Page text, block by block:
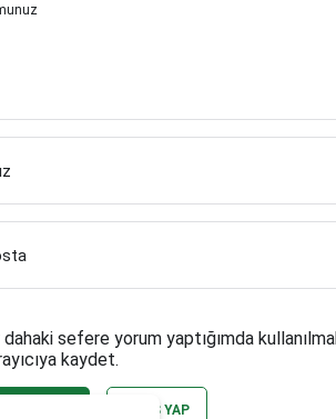
dahaki sefere yorum yaptığımda
kaydet.
GIRIŞ YAP